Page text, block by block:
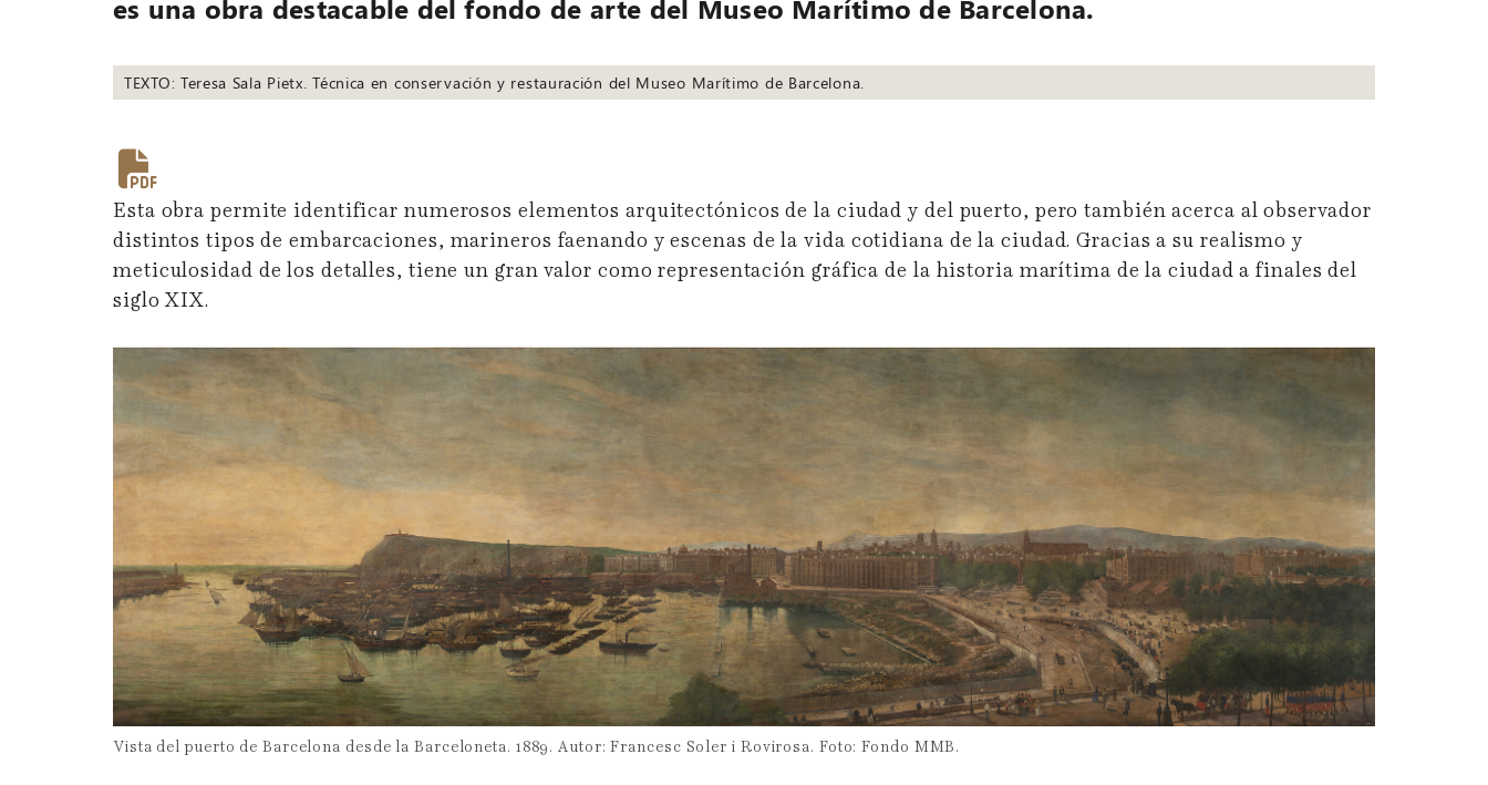
es una obra destacable del fondo de arte del Museo Marítimo de Barcelona.
TEXTO: Teresa Sala Pietx. Técnica en conservación y restauración del Museo Marítimo de Barcelona.
Esta obra permite identificar numerosos elementos arquitectónicos de la ciudad y del puerto, pero también acerca al observador
distintos tipos de embarcaciones, marineros faenando y escenas de la vida cotidiana de la ciudad. Gracias a su realismo y
meticulosidad de los detalles, tiene un gran valor como representación gráfica de la historia marítima de la ciudad a finales del
siglo XIX.
Vista del puerto de Barcelona desde la Barceloneta. 1889. Autor: Francesc Soler i Rovirosa. Foto: Fondo MMB.